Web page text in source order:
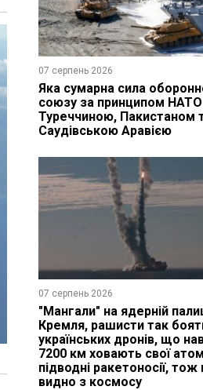
07 серпень 2026
Яка сумарна сила
союзу за принципом
Туреччиною, Пакистаном
Саудівською Аравією
07 серпень 2026
"Мангали" на ядерній
Кремля, рашисти так
українських дронів, що
7200 км ховають свої
підводні ракетоносії,
видно з космосу